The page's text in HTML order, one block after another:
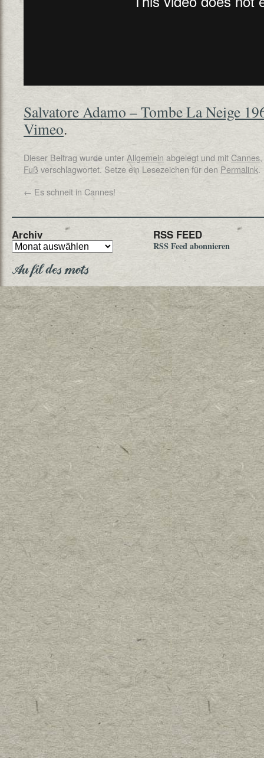
Salvatore Adamo – Tombe La Neige
Vimeo.
Dieser Beitrag wurde unterAllgemein abgelegt und mitCannes,
Fuß verschlagwortet. Setze ein Lesezeichen für den Permalink.
← Es schneit in Cannes!
Archiv RSS FEED
RSS Feed abonnieren
Au fil des mots